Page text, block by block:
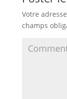
Votre
champs